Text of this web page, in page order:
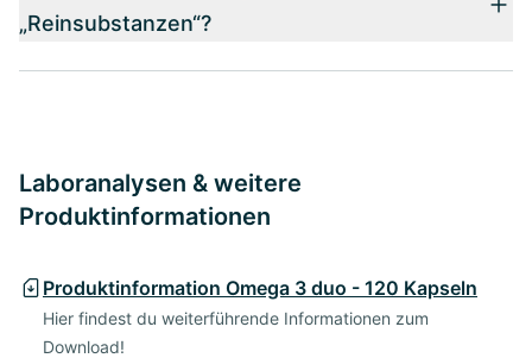
„Reinsubstanzen“?
Laboranalysen & weitere
Produktinformationen
Produktinformation Omega 3 duo - 120 Kapseln
Hier findest du weiterführende Informationen zum
Download!